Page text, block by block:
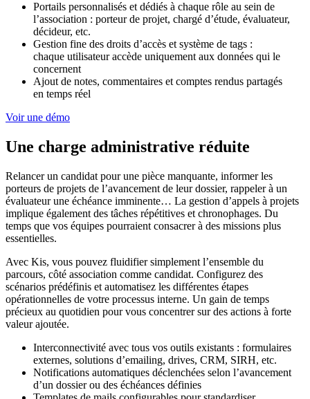
Portails personnalisés et dédiés à chaque rôle au sein de
l’association : porteur de projet, chargé d’étude, évaluateur,
décideur, etc.
Gestion fine des droits d’accès et système de tags :
chaque utilisateur accède uniquement aux données qui le
concernent
Ajout de notes, commentaires et comptes rendus partagés
en temps réel
Voir une démo
Une charge administrative réduite
Relancer un candidat pour une pièce manquante, informer les
porteurs de projets de l’avancement de leur dossier, rappeler à un
évaluateur une échéance imminente… La gestion d’appels à projets
implique également des tâches répétitives et chronophages. Du
temps que vos équipes pourraient consacrer à des missions plus
essentielles.
Avec Kis, vous pouvez fluidifier simplement l’ensemble du
parcours, côté association comme candidat. Configurez des
scénarios prédéfinis et automatisez les différentes étapes
opérationnelles de votre processus interne. Un gain de temps
précieux au quotidien pour vous concentrer sur des actions à forte
valeur ajoutée.
Interconnectivité avec tous vos outils existants : formulaires
externes, solutions d’emailing, drives, CRM, SIRH, etc.
Notifications automatiques déclenchées selon l’avancement
d’un dossier ou des échéances définies